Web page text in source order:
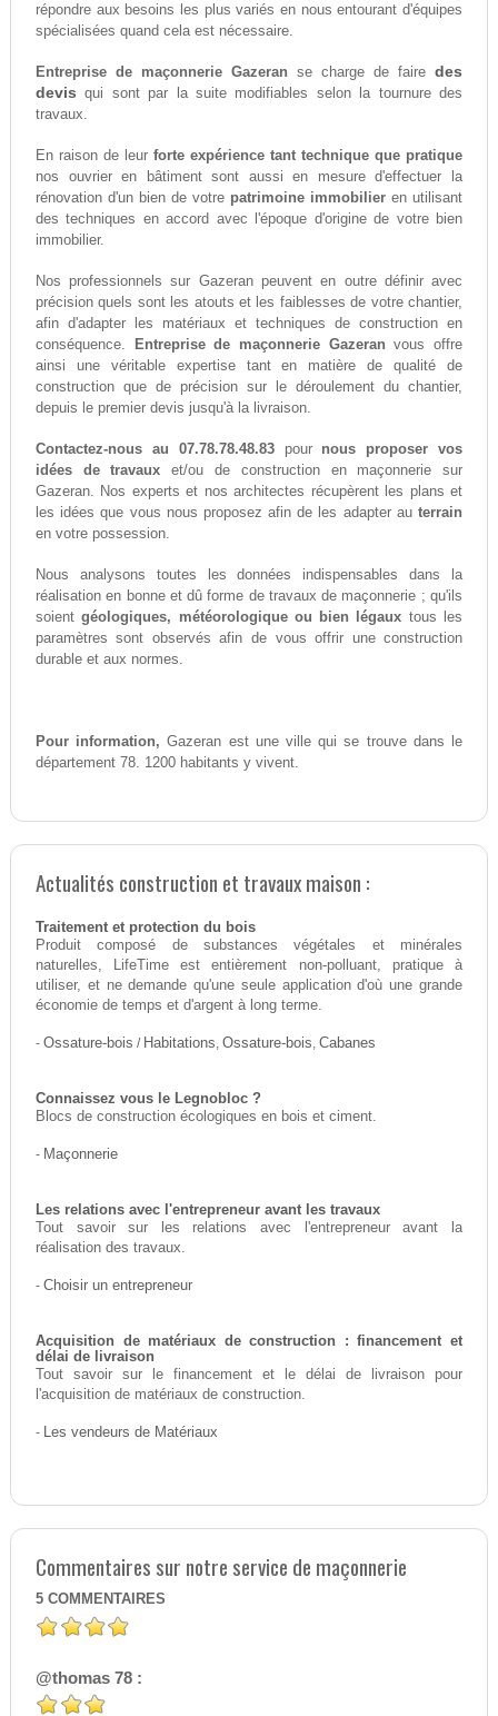
répondre aux besoins les plus variés en nous entourant d'équipes
spécialisées quand cela est nécessaire.
Entreprise de maçonnerie Gazeran se charge de fairedes
devis qui sont par la suite modifiables selon la tournure des
travaux.
En raison de leur forte expérience tant technique que pratique
nos ouvrier en bâtiment sont aussi en mesure d'effectuer la
rénovation d'un bien de votre patrimoine immobilier en utilisant
des techniques en accord avec l'époque d'origine de votre bien
immobilier.
Nos professionnels sur Gazeran peuvent en outre définir avec
précision quels sont les atouts et les faiblesses de votre chantier,
afin d'adapter les matériaux et techniques de construction en
conséquence.
Entreprise de maçonnerie Gazeran vous offre
ainsi une véritable expertise tant en matière de qualité de
construction que de précision sur le déroulement du chantier,
depuis le premier devis jusqu'à la livraison.
Contactez-nous au 07.78.78.48.83pour nous proposer vos
idées de travaux et/ou de construction en maçonnerie sur
Gazeran. Nos experts et nos architectes récupèrent les plans et
les idées que vous nous proposez afin de les adapter auterrain
en votre possession.
Nous analysons toutes les données indispensables dans la
réalisation en bonne et dû forme de travaux de maçonnerie ; qu'ils
soientgéologiques, météorologique ou bien légaux tous les
paramètres sont observés afin de vous offrir une construction
durable et aux normes.
Pour information, Gazeran est une ville qui se trouve dans le
département 78. 1200 habitants y vivent.
Actualités construction et travaux maison :
Traitement et protection du bois
Produit composé de substances végétales et minérales
naturelles, LifeTime est entièrement non-polluant, pratique à
utiliser, et ne demande qu'une seule application d'où une grande
économie de temps et d'argent à long terme.
- Ossature-bois / Habitations, Ossature-bois, Cabanes
Connaissez vous le Legnobloc ?
Blocs de construction écologiques en bois et ciment.
- Maçonnerie
Les relations avec l'entrepreneur avant les travaux
Tout savoir sur les relations avec l'entrepreneur avant la
réalisation des travaux.
- Choisir un entrepreneur
Acquisition de matériaux de construction : financement et
délai de livraison
Tout savoir sur le financement et le délai de livraison pour
l'acquisition de matériaux de construction.
- Les vendeurs de Matériaux
Commentaires sur notre service de maçonnerie
5 COMMENTAIRES
@thomas 78 :